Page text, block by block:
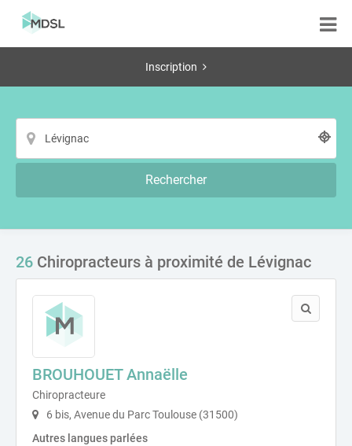
Inscription
Rechercher
26 Chiropracteurs à proximité de Lévignac
BROUHOUET Annaëlle
Chiropracteure
6 bis, Avenue du Parc Toulouse (31500)
Autres langues parlées